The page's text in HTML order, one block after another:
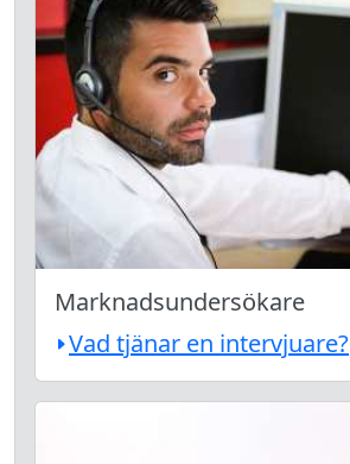
Marknadsundersökare
Vad tjänar en intervjuare?